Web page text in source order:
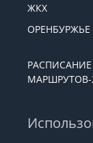
ЖКХ
ОРЕНБУРЖЬЕ
МАРШРУТОВ-